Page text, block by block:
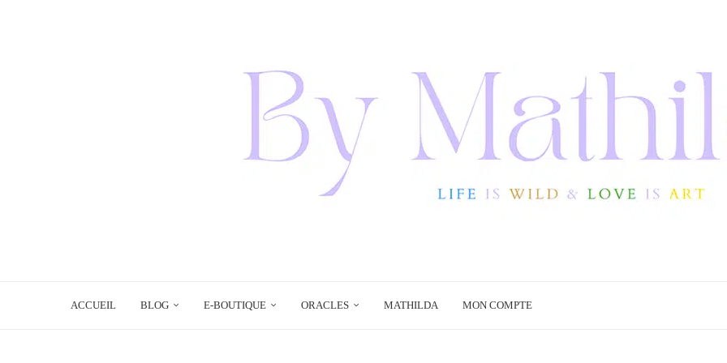
ACCUEIL BLOG E-BOUTIQUE ORACLES MATHILDA MON COMPTE